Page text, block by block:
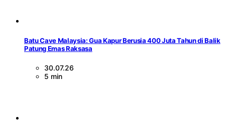
Batu Cave Malaysia: Gua Kapur Berusia 400 Juta Tahun di Balik
Patung Emas Raksasa
30.07.26
5 min